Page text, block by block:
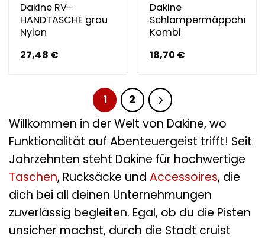
Dakine RV-
HANDTASCHE grau
Nylon
27,48 €
Dakine
Schlampermäppchen
Kombi
18,70 €
1 2
Willkommen in der Welt von Dakine, wo
Funktionalität auf Abenteuergeist trifft! Seit
Jahrzehnten steht Dakine für hochwertige
Taschen, Rucksäcke und Accessoires, die
dich bei all deinen Unternehmungen
zuverlässig begleiten. Egal, ob du die Pisten
unsicher machst, durch die Stadt cruist